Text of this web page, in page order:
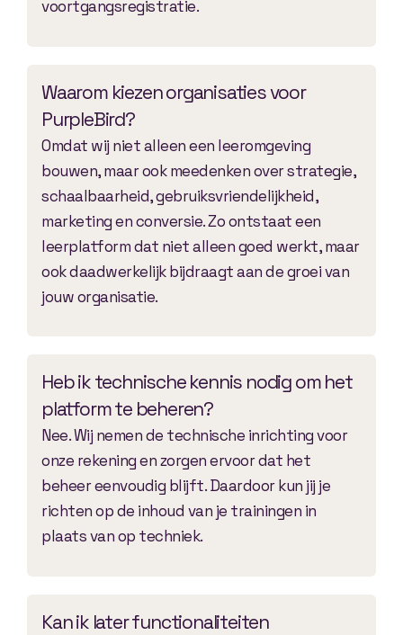
voortgangsregistratie.
Waarom kiezen organisaties voor
PurpleBird?
Omdat wij niet alleen een leeromgeving
bouwen, maar ook meedenken over strategie,
schaalbaarheid, gebruiksvriendelijkheid,
marketing en conversie. Zo ontstaat een
leerplatform dat niet alleen goed werkt, maar
ook daadwerkelijk bijdraagt aan de groei van
jouw organisatie.
Heb ik technische kennis nodig om het
platform te beheren?
Nee. Wij nemen de technische inrichting voor
onze rekening en zorgen ervoor dat het
beheer eenvoudig blijft. Daardoor kun jij je
richten op de inhoud van je trainingen in
plaats van op techniek.
Kan ik later functionaliteiten